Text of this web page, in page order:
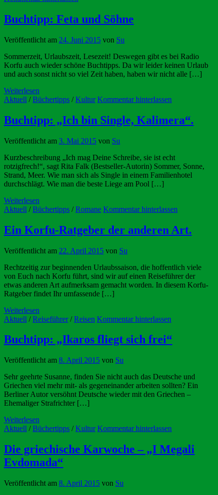
Buchtipp: Feta und Söhne
Veröffentlicht am 24. Juni 2015 von Su
Sommerzeit, Urlaubszeit, Lesezeit! Deswegen gibt es bei Radio
Korfu auch wieder schöne Buchtipps. Da wir leider keinen Urlaub
und auch sonst nicht so viel Zeit haben, haben wir nicht alle […]
Weiterlesen
Aktuell /Büchertipps /Kultur Kommentar hinterlassen
Buchtipp: „Ich bin Single, Kalimera“.
Veröffentlicht am 3. Mai 2015 von Su
Kurzbeschreibung „Ich mag Deine Schreibe, sie ist echt
rotzigfrech!“, sagt Rita Falk (Bestseller-Autorin) Sommer, Sonne,
Strand, Meer. Wie man sich als Single in einem Familienhotel
durchschlägt. Wie man die beste Liege am Pool […]
Weiterlesen
Aktuell /Büchertipps /Romane Kommentar hinterlassen
Ein Korfu-Ratgeber der anderen Art.
Veröffentlicht am 22. April 2015 von Su
Rechtzeitig zur beginnenden Urlaubssaison, die hoffentlich viele
von Euch nach Korfu führt, sind wir auf einen Reiseführer der
etwas anderen Art aufmerksam gemacht worden. In diesem Korfu-
Ratgeber findet Ihr umfassende […]
Weiterlesen
Aktuell /Reiseführer/Reisen Kommentar hinterlassen
Buchtipp: „Ikaros fliegt sich frei“
Veröffentlicht am 8. April 2015 von Su
Sehr geehrte Susanne, finden Sie nicht auch das Deutsche und
Griechen viel mehr mit- als gegeneinander arbeiten sollten? Ein
Berliner Autor versöhnt Deutsche wieder mit den Griechen –
Ehemaliger Strafrichter […]
Weiterlesen
Aktuell /Büchertipps /Kultur Kommentar hinterlassen
Die griechische Karwoche – „I Megali
Evdomada“
Veröffentlicht am 8. April 2015 von Su